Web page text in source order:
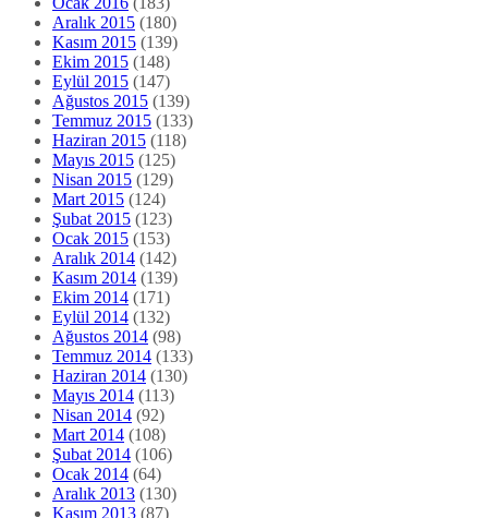
Aralık 2015 (180)
Kasım 2015 (139)
Ekim 2015 (148)
Eylül 2015 (147)
Ağustos 2015 (139)
Temmuz 2015 (133)
Haziran 2015 (118)
Mayıs 2015 (125)
Nisan 2015 (129)
Mart 2015 (124)
Şubat 2015 (123)
Ocak 2015 (153)
Aralık 2014 (142)
Kasım 2014 (139)
Ekim 2014 (171)
Eylül 2014 (132)
Ağustos 2014 (98)
Temmuz 2014 (133)
Haziran 2014 (130)
Mayıs 2014 (113)
Nisan 2014 (92)
Mart 2014 (108)
Şubat 2014 (106)
Ocak 2014 (64)
Aralık 2013 (130)
Kasım 2013 (87)